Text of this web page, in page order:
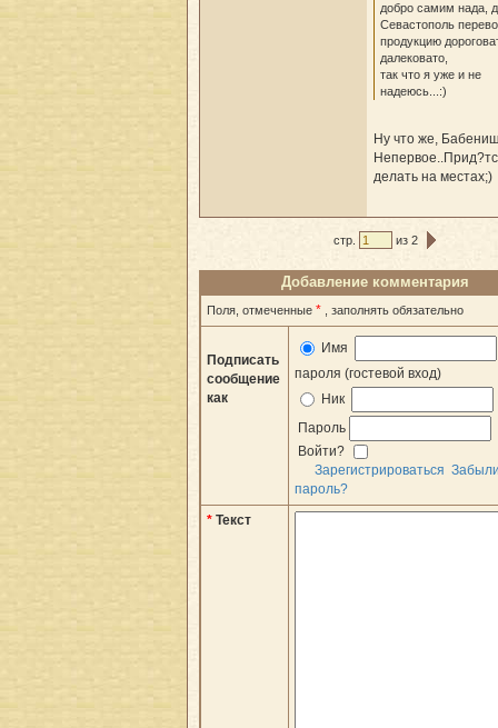
добро самим нада,
Севастополь
продукцию
далековато,
так что я уже и не
надеюсь...:)
Ну что же,
делать на местах;)
стр. из 2
Добавление комментария
Поля, отмеченные * , заполнять обязательно
Подписать
сообщение
как
Имя
пароля (гостевой вход)
Ник
Пароль
Войти?
Зарегистрироваться
пароль?
* Текст